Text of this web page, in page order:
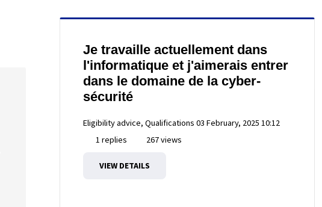
Je travaille actuellement dans
l'informatique et j'aimerais entrer
dans le domaine de la cyber-
sécurité
Eligibility advice, Qualifications 03 February, 2025 10:12
1 replies
267 views
VIEW DETAILS